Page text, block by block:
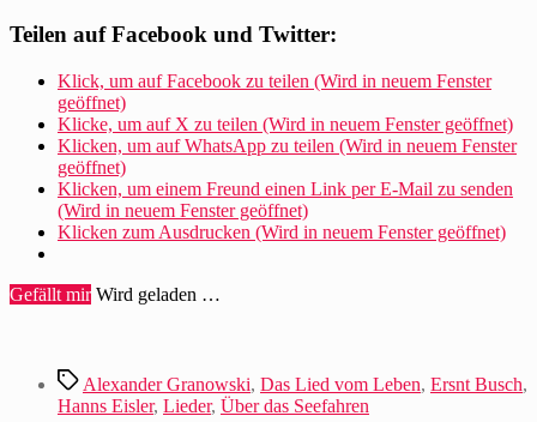
Teilen auf Facebook und Twitter:
Klick, um auf Facebook zu teilen (Wird in neuem Fenster
geöffnet)
Klicke, um auf X zu teilen (Wird in neuem Fenster geöffnet)
Klicken, um auf WhatsApp zu teilen (Wird in neuem Fenster
geöffnet)
Klicken, um einem Freund einen Link per E-Mail zu senden
(Wird in neuem Fenster geöffnet)
Klicken zum Ausdrucken (Wird in neuem Fenster geöffnet)
Gefällt mir Wird geladen …
Schlagwörter
Alexander Granowski, Das Lied vom Leben, Ersnt Busch,
Hanns Eisler, Lieder, Über das Seefahren